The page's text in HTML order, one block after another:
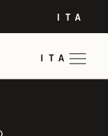
ITA
ITA